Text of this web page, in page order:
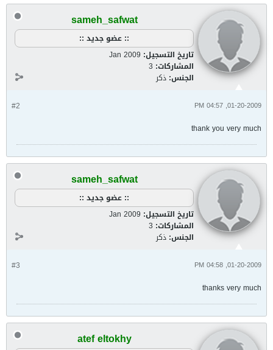
sameh_safwat
:: عضو جديد ::
تاريخ التسجيل: Jan 2009
المشاركات: 3
الجنس: ذكر
#2 01-20-2009, 04:57 PM
thank you very much
sameh_safwat
:: عضو جديد ::
تاريخ التسجيل: Jan 2009
المشاركات: 3
الجنس: ذكر
#3 01-20-2009, 04:58 PM
thanks very much
atef eltokhy